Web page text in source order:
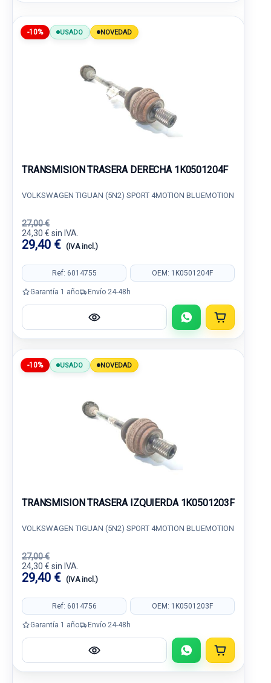
-10% USADO NOVEDAD
TRANSMISION TRASERA DERECHA 1K0501204F
VOLKSWAGEN TIGUAN (5N2) SPORT 4MOTION BLUEMOTION
27,00 €
24,30 € sin IVA.
29,40 € (IVA incl.)
Ref: 6014755 OEM: 1K0501204F
Garantía 1 año Envío 24-48h
-10% USADO NOVEDAD
TRANSMISION TRASERA IZQUIERDA 1K0501203F
VOLKSWAGEN TIGUAN (5N2) SPORT 4MOTION BLUEMOTION
27,00 €
24,30 € sin IVA.
29,40 € (IVA incl.)
Ref: 6014756 OEM: 1K0501203F
Garantía 1 año Envío 24-48h